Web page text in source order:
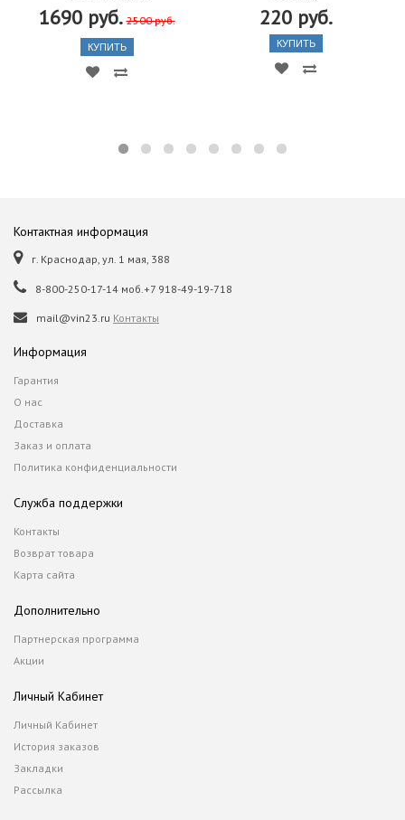
1690 руб. 2500 руб.
КУПИТЬ
220 руб.
КУПИТЬ
Контактная информация
г. Краснодар, ул. 1 мая, 388
8-800-250-17-14 моб.+7 918-49-19-718
mail@vin23.ru Контакты
Информация
Гарантия
О нас
Доставка
Заказ и оплата
Политика конфиденциальности
Служба поддержки
Контакты
Возврат товара
Карта сайта
Дополнительно
Партнерская программа
Акции
Личный Кабинет
Личный Кабинет
История заказов
Закладки
Рассылка